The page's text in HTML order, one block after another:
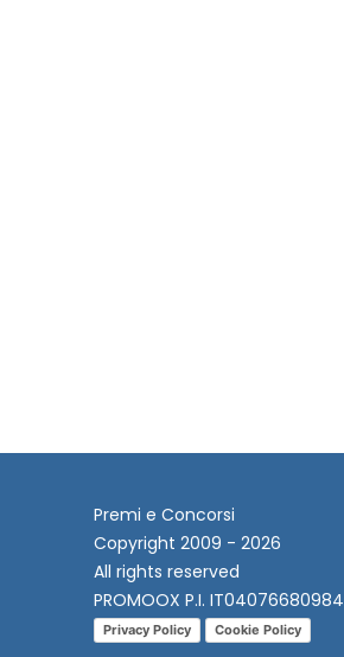
Premi e Concorsi
Copyright 2009 - 2026
All rights reserved
PROMOOX P.I. IT04076680984
Privacy Policy Cookie Policy